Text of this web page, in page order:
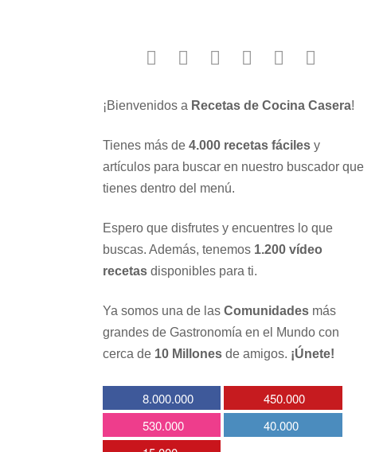
¡Bienvenidos a Recetas de Cocina Casera!
Tienes más de 4.000 recetas fácilesy
artículos para buscar en nuestro buscador que
tienes dentro del menú.
Espero que disfrutes y encuentres lo que
buscas. Además, tenemos 1.200 vídeo
recetasdisponibles para ti.
Ya somos una de las Comunidadesmás
grandes de Gastronomía en el Mundo con
cerca de 10 Millonesde amigos. ¡Únete!
8.000.000
450.000
530.000
40.000